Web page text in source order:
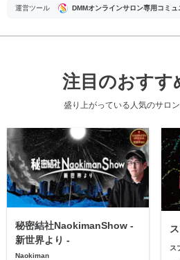
運営ツール DMMオンラインサロン専用コミュ
注目のおすす
盛り上がっている人気のサロ
秘密結社NaokimanShow -
新世界より -
Naokiman
ス